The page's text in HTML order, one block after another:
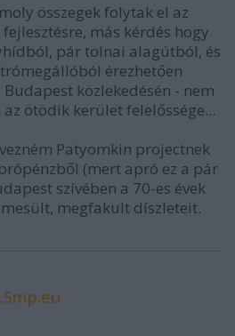
összegek folytak el az
más kérdés hogy
pár tolnai alagútból, és
érezhetően
közlekedésén - nem
ötödik kerület felelőssége...
Patyomkin projectnek
(mert apró ez a pár
szívében a 70-es évek
megfakult díszleteit.